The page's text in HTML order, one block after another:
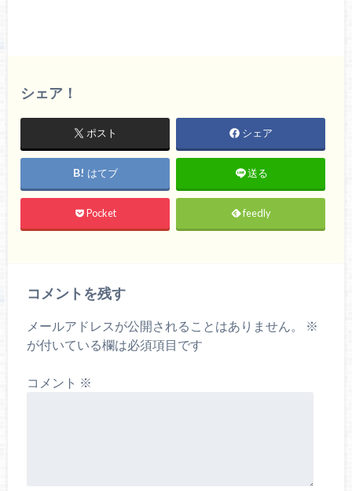
シェア！
ポスト シェア
はてブ 送る
Pocket feedly
コメントを残す
メールアドレスが公開されることはありません。
※
が付いている欄は必須項目です
コメント ※